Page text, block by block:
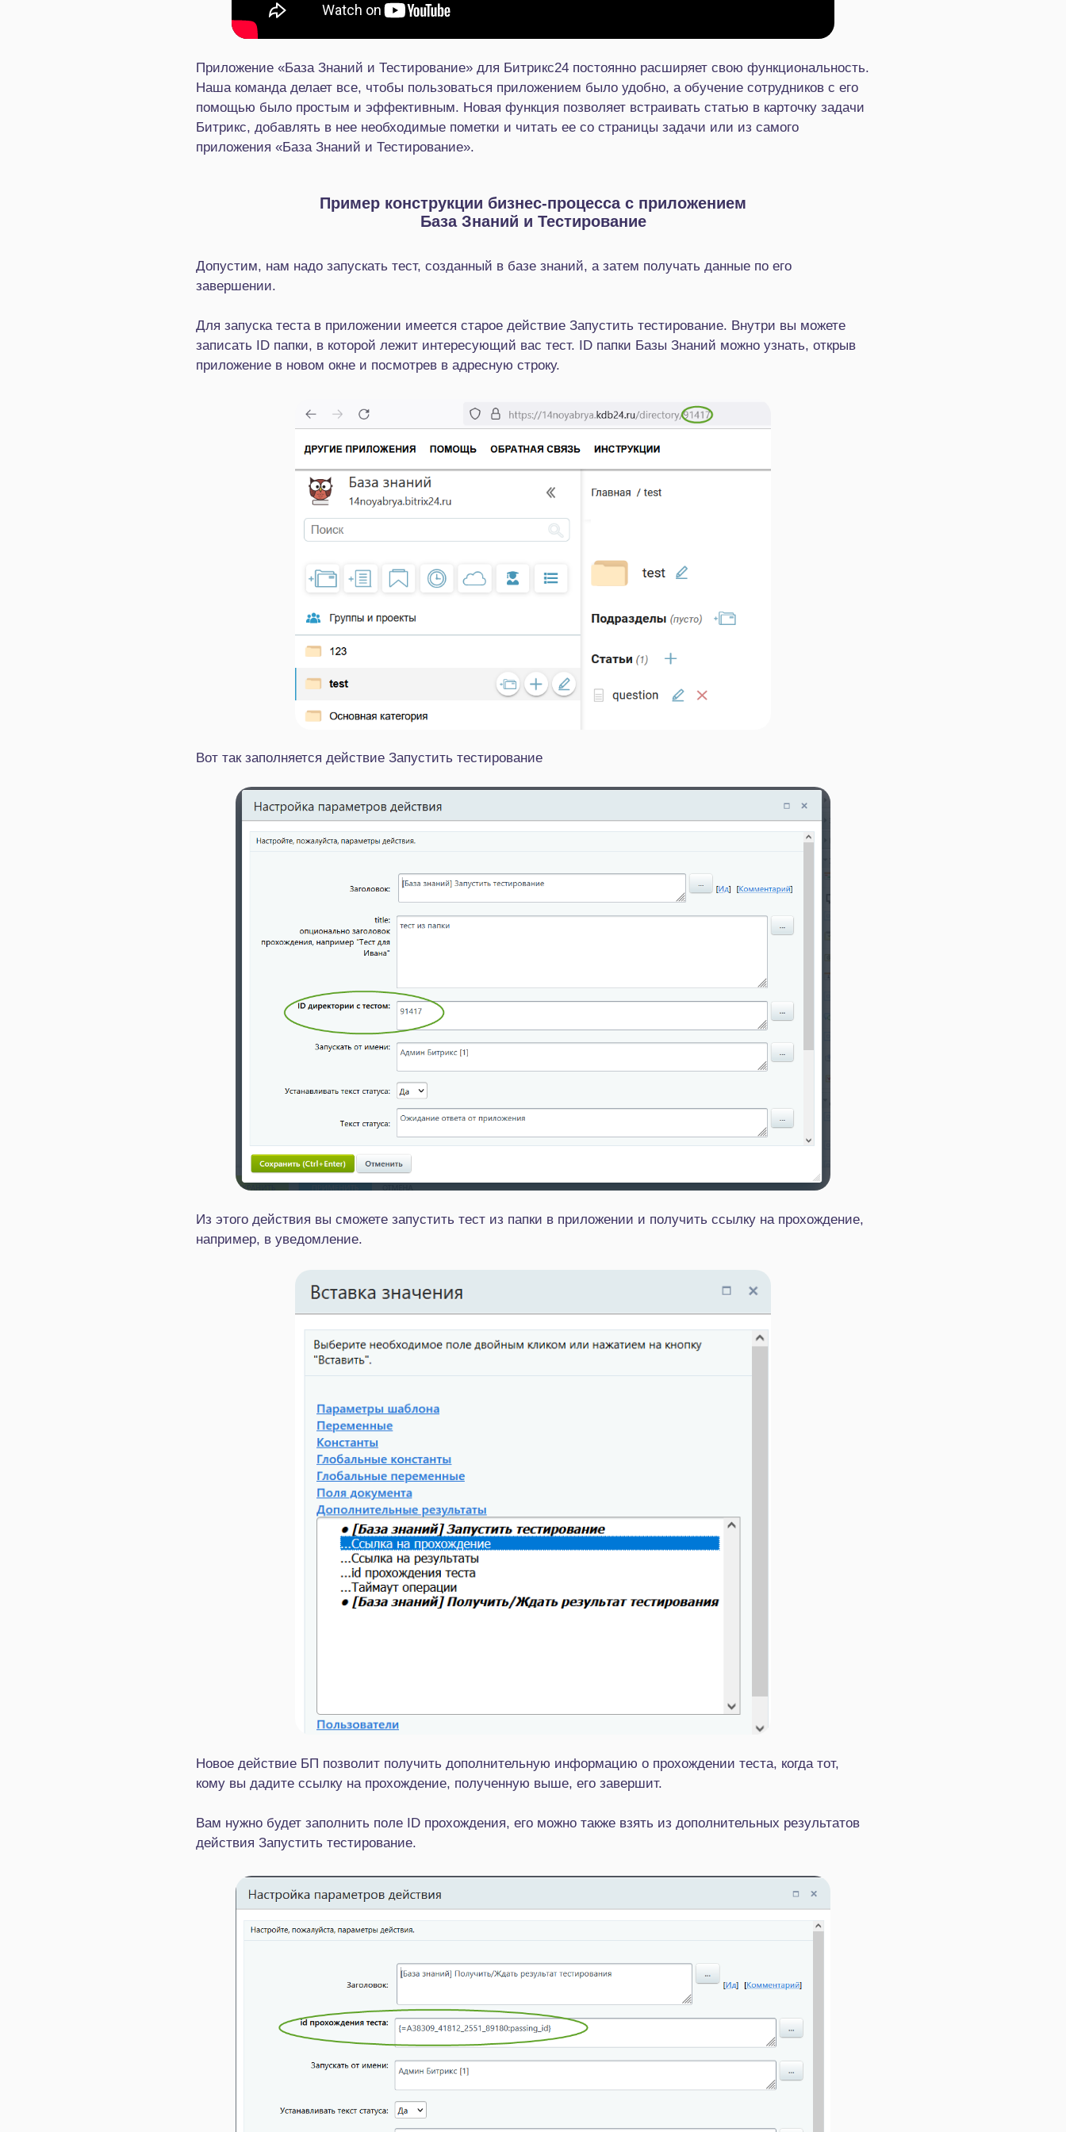
Приложение «База Знаний и Тестирование» для Битрикс24 постоянно расширяет свою функциональность.
Наша команда делает все, чтобы пользоваться приложением было удобно, а обучение сотрудников с его
помощью было простым и эффективным. Новая функция позволяет встраивать статью в карточку задачи
Битрикс, добавлять в нее необходимые пометки и читать ее со страницы задачи или из самого
приложения «База Знаний и Тестирование».
Пример конструкции бизнес-процесса с приложением
База Знаний и Тестирование
Допустим, нам надо запускать тест, созданный в базе знаний, а затем получать данные по его
завершении.
Для запуска теста в приложении имеется старое действие Запустить тестирование. Внутри вы можете
записать ID папки, в которой лежит интересующий вас тест. ID папки Базы Знаний можно узнать, открыв
приложение в новом окне и посмотрев в адресную строку.
Вот так заполняется действие Запустить тестирование
Из этого действия вы сможете запустить тест из папки в приложении и получить ссылку на прохождение,
например, в уведомление.
Новое действие БП позволит получить дополнительную информацию о прохождении теста, когда тот,
кому вы дадите ссылку на прохождение, полученную выше, его завершит.
Вам нужно будет заполнить поле ID прохождения, его можно также взять из дополнительных результатов
действия Запустить тестирование.